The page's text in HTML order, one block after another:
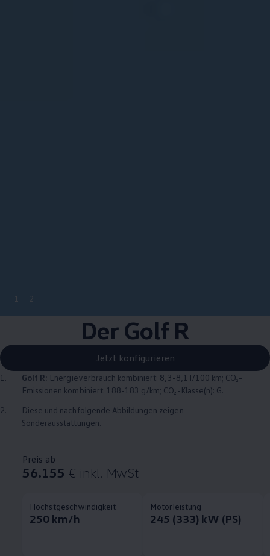
1 2
Der GolfR
Jetzt konfigurieren
1. Golf R: Energieverbrauch kombiniert: 8,3-8,1 l/100 km; CO₂-
Emissionen kombiniert: 188-183 g/km; CO₂-Klasse(n): G.
2.
Diese und nachfolgende Abbildungen zeigen
Sonderausstattungen.
Preis ab
56.155 € inkl. MwSt
Höchstgeschwindigkeit
250 km/h
Motorleistung
245 (333) kW (PS)